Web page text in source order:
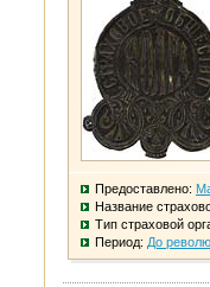
Предоставлено:
Название
Тип страховой
Период: До